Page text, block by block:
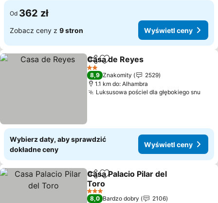
Od 362 zł
Zobacz ceny z 9 stron Wyświetl ceny
Udostępnij
Dodaj do ulubionych
Casa de Reyes
2 Kategoria
8,9 Znakomity
2529
1.1 km do: Alhambra
Luksusowa pościel dla głębokiego snu
Wybierz daty, aby sprawdzić
dokładne ceny
Wyświetl ceny
Udostępnij
Dodaj do ulubionych
Casa Palacio Pilar del
Toro
Wyświetl ceny
3 Kategoria
8,0 Bardzo dobry 2106